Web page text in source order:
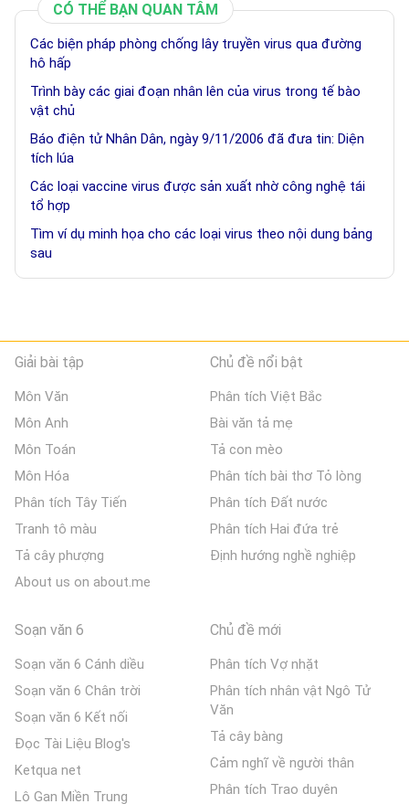
CÓ THỂ BẠN QUAN TÂM
Các biện pháp phòng chống lây truyền virus qua đường
hô hấp
Trình bày các giai đoạn nhân lên của virus trong tế bào
vật chủ
Báo điện tử Nhân Dân, ngày 9/11/2006 đã đưa tin: Diện
tích lúa
Các loại vaccine virus được sản xuất nhờ công nghệ tái
tổ hợp
Tìm ví dụ minh họa cho các loại virus theo nội dung bảng
sau
Giải bài tập
Môn Văn
Môn Anh
Môn Toán
Môn Hóa
Phân tích Tây Tiến
Tranh tô màu
Tả cây phượng
About us on about.me
Chủ đề nổi bật
Phân tích Việt Bắc
Bài văn tả mẹ
Tả con mèo
Phân tích bài thơ Tỏ lòng
Phân tích Đất nước
Phân tích Hai đứa trẻ
Định hướng nghề nghiệp
Soạn văn 6
Soạn văn 6 Cánh diều
Soạn văn 6 Chân trời
Soạn văn 6 Kết nối
Đọc Tài Liệu Blog's
Ketqua net
Lô Gan Miền Trung
Chủ đề mới
Phân tích Vợ nhặt
Phân tích nhân vật Ngô Tử
Văn
Tả cây bàng
Cảm nghĩ về người thân
Phân tích Trao duyên